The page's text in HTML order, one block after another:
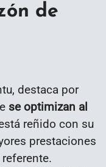
de
destaca por
se optimizan al
reñido con su
prestaciones